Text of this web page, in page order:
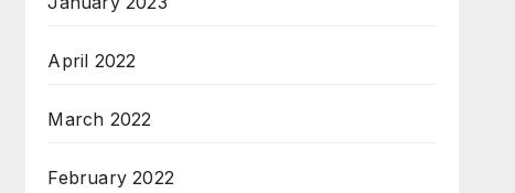
April 2022
March 2022
February 2022